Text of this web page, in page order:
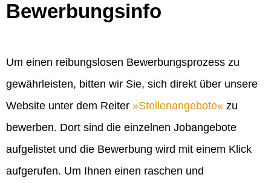
Bewerbungsinfo
Um einen reibungslosen Bewerbungsprozess zu
gewährleisten, bitten wir Sie, sich direkt über unsere
Website unter dem Reiter
Stellenangebote
zu
bewerben. Dort sind die einzelnen Jobangebote
aufgelistet und die Bewerbung wird mit einem Klick
aufgerufen. Um Ihnen einen raschen und